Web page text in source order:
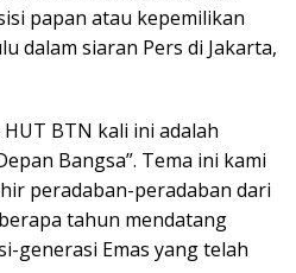
papan atau kepemilikan
dalam siaran Pers di Jakarta,
BTN kali ini adalah
Bangsa”. Tema ini kami
peradaban-peradaban dari
tahun mendatang
generasi Emas yang telah